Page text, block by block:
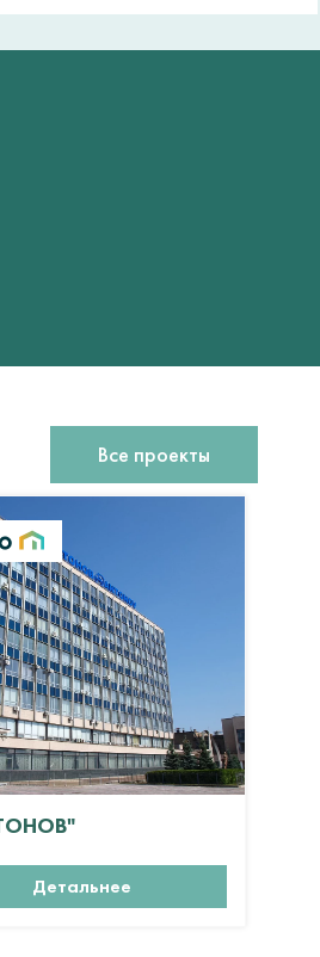
Все проекты
Детальнее